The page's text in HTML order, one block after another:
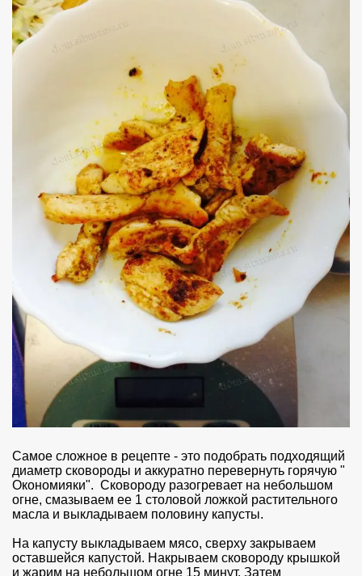
Самое сложное в рецепте - это подобрать подходящий
диаметр сковороды и аккуратно перевернуть горячую "
Окономияки". Сковороду разогревает на небольшом
огне, смазываем ее 1 столовой ложкой растительного
масла и выкладываем половину капусты.
На капусту выкладываем мясо, сверху закрываем
оставшейся капустой. Накрываем сковороду крышкой
и жарим на небольшом огне 15 минут. Затем